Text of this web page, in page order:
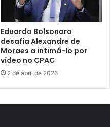
Eduardo Bolsonaro
desafia Alexandre de
Moraes a intimá-lo por
vídeo no CPAC
2 de abril de 2026